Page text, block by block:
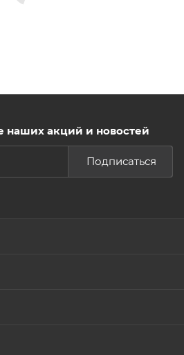
наших акций и новостей
Подписаться